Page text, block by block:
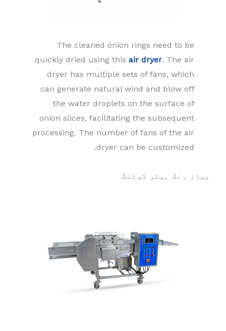
The cleaned onion rings need to be
quickly dried using this air dryer. The air
dryer has multiple sets of fans, which
can generate natural wind and blow off
the water droplets on the surface of
onion slices, facilitating the subsequent
processing. The number of fans of the air
dryer can be customized.
پیاز رنگ بیٹر کوٹنگ